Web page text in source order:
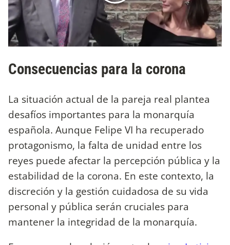
Consecuencias para la corona
La situación actual de la pareja real plantea
desafíos importantes para la monarquía
española. Aunque Felipe VI ha recuperado
protagonismo, la falta de unidad entre los
reyes puede afectar la percepción pública y la
estabilidad de la corona. En este contexto, la
discreción y la gestión cuidadosa de su vida
personal y pública serán cruciales para
mantener la integridad de la monarquía.